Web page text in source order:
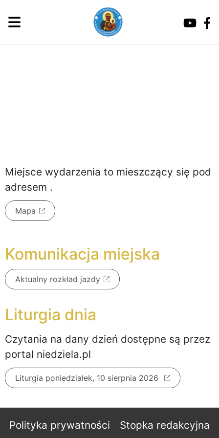
Miejsce wydarzenia to mieszczący się pod
adresem .
Mapa
Komunikacja miejska
Aktualny rozkład jazdy
Liturgia dnia
Czytania na dany dzień dostępne są przez
portal niedziela.pl
Liturgia poniedziałek, 10 sierpnia 2026
Polityka prywatności Stopka redakcyjna